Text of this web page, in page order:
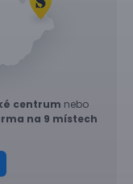
centrum nebo
na 9 místech